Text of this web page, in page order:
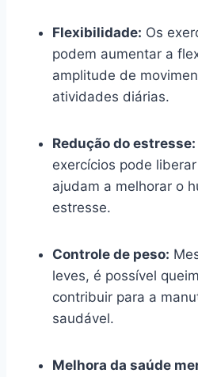
Flexibilidade: Os
podem aumentar a
amplitude de
atividades diárias.
Redução do estresse:
exercícios pode
ajudam a melhorar o
estresse.
Controle de peso:
leves, é possível
contribuir para a
saudável.
Melhora da saúde